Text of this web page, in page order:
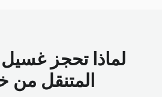
لماذا تحجز
المتنقل من